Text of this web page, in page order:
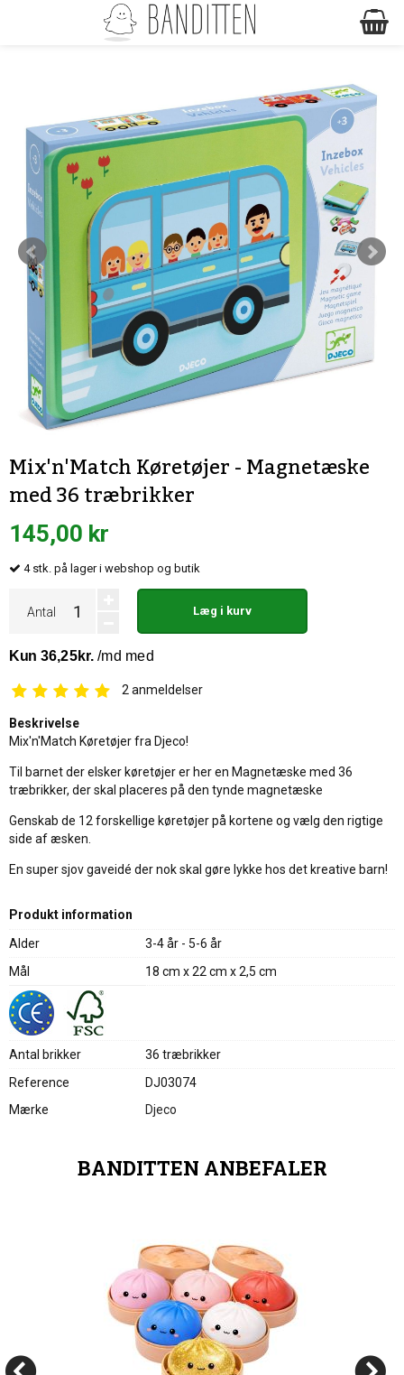
Mix'n'Match Køretøjer - Magnetæske
med 36 træbrikker
145,00 kr
4 stk. på lager i webshop og butik
Antal Læg i kurv
2 anmeldelser
Beskrivelse
Mix'n'Match Køretøjer fra Djeco!
Til barnet der elsker køretøjer er her en Magnetæske med 36
træbrikker, der skal placeres på den tynde magnetæske
Genskab de 12 forskellige køretøjer på kortene og vælg den rigtige
side af æsken.
En super sjov gaveidé der nok skal gøre lykke hos det kreative barn!
Produkt information
Alder
3-4 år - 5-6 år
Mål
18 cm x 22 cm x 2,5 cm
Antal brikker
36 træbrikker
Reference
DJ03074
Mærke
Djeco
BANDITTEN ANBEFALER